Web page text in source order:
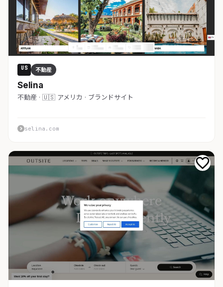
US 不動産
Selina
不動産 · 🇺🇸 アメリカ · ブランドサイト
selina.com